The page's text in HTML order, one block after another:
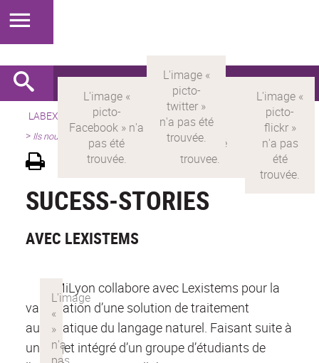
LABEX > LABEX MILYON Version française
Présentation
> Ils nous font confiance
SUCESS-STORIES
AVEC LEXISTEMS
MiLyon collabore avec Lexistems pour la
valorisation d’une solution de traitement
automatique du langage naturel. Faisant suite à
un projet intégré d’un groupe d’étudiants de